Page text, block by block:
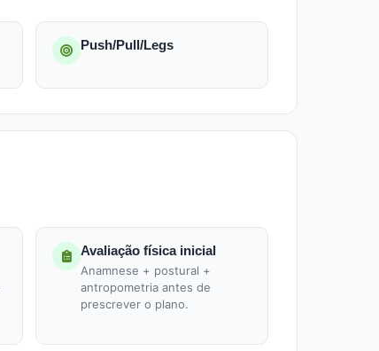
Push/Pull/Legs
Avaliação física inicial
Anamnese + postural +
antropometria antes de
prescrever o plano.